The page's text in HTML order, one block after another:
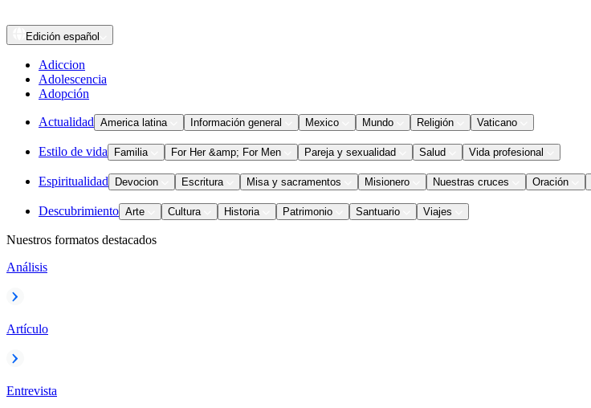
Edición español
Adiccion
Adolescencia
Adopción
Actualidad America latina Información general Mexico Mundo Religión Vaticano
Estilo de vida Familia For Her &amp; For Men Pareja y sexualidad Salud Vida profesional
Espiritualidad Devocion Escritura Misa y sacramentos Misionero Nuestras cruces Oración
Descubrimiento Arte Cultura Historia Patrimonio Santuario Viajes
Nuestros formatos destacados
Análisis
Artículo
Entrevista